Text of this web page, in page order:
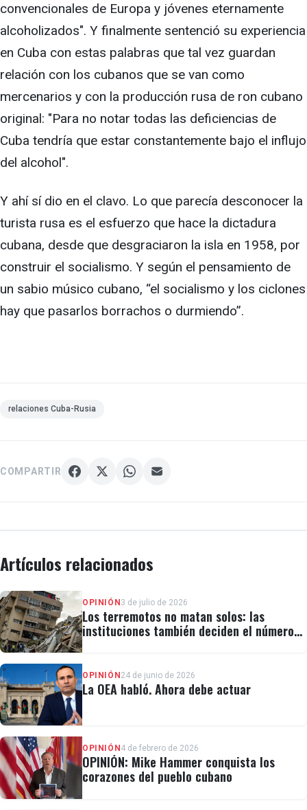
convencionales de Europa y jóvenes eternamente
alcoholizados". Y finalmente sentenció su experiencia
en Cuba con estas palabras que tal vez guardan
relación con los cubanos que se van como
mercenarios y con la producción rusa de ron cubano
original: "Para no notar todas las deficiencias de
Cuba tendría que estar constantemente bajo el influjo
del alcohol".
Y ahí sí dio en el clavo. Lo que parecía desconocer la
turista rusa es el esfuerzo que hace la dictadura
cubana, desde que desgraciaron la isla en 1958, por
construir el socialismo. Y según el pensamiento de
un sabio músico cubano, “el socialismo y los ciclones
hay que pasarlos borrachos o durmiendo”.
relaciones Cuba-Rusia
COMPARTIR
Artículos relacionados
OPINIÓN 3 de julio de 2026
Los terremotos no matan solos: las
instituciones también deciden el número
OPINIÓN 24 de junio de 2026
La OEA habló. Ahora debe actuar
OPINIÓN 4 de febrero de 2026
OPINIÓN: Mike Hammer conquista los
corazones del pueblo cubano